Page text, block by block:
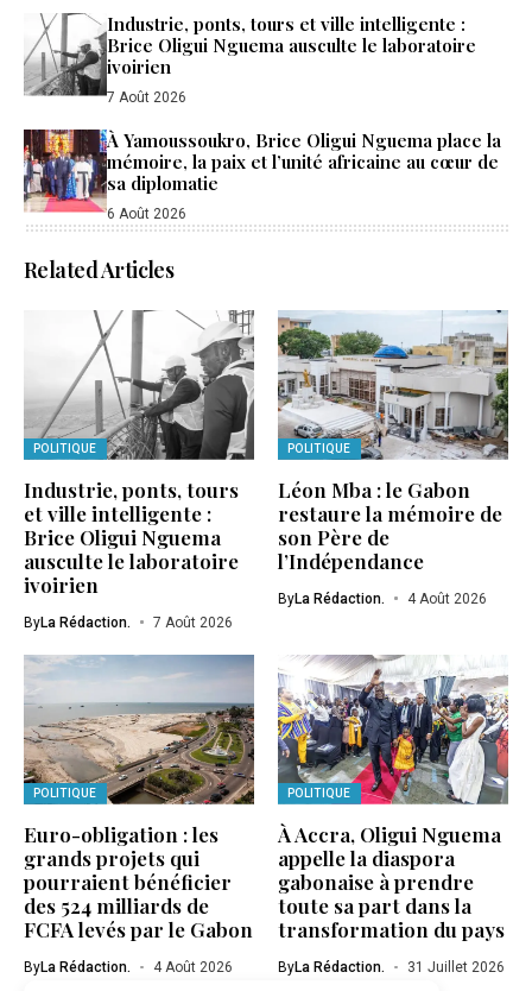
Industrie, ponts, tours et ville intelligente :
Brice Oligui Nguema ausculte le laboratoire
ivoirien
7 Août 2026
À Yamoussoukro, Brice Oligui Nguema place la
mémoire, la paix et l’unité africaine au cœur de
sa diplomatie
6 Août 2026
Related Articles
POLITIQUE
Industrie, ponts, tours
et ville intelligente :
Brice Oligui Nguema
ausculte le laboratoire
ivoirien
ByLa Rédaction. 7 Août 2026
POLITIQUE
Léon Mba : le Gabon
restaure la mémoire de
son Père de
l’Indépendance
ByLa Rédaction. 4 Août 2026
POLITIQUE
Euro-obligation : les
grands projets qui
pourraient bénéficier
des 524 milliards de
FCFA levés par le Gabon
ByLa Rédaction. 4 Août 2026
POLITIQUE
À Accra, Oligui Nguema
appelle la diaspora
gabonaise à prendre
toute sa part dans la
transformation du pays
ByLa Rédaction. 31 Juillet 2026